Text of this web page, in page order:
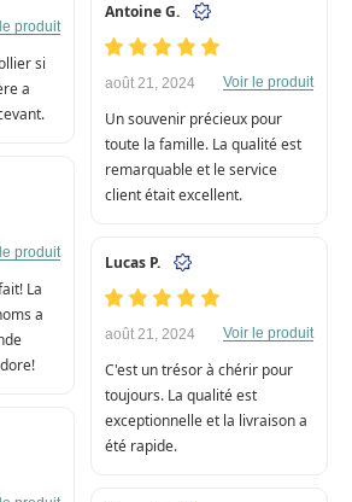
produit
si
a
Antoine G.
août 21, 2024 Voir le produit
Un souvenir précieux pour
toute la famille. La qualité est
remarquable et le service
client était excellent.
produit
La
a
Lucas P.
août 21, 2024 Voir le produit
C'est un trésor à chérir pour
toujours. La qualité est
exceptionnelle et la livraison a
été rapide.